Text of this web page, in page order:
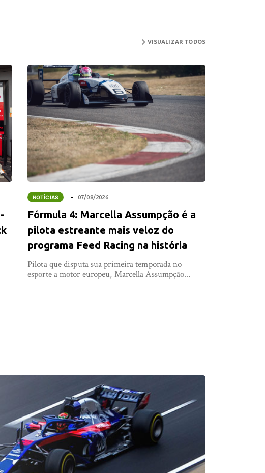
VISUALIZAR TODOS
NOTÍCIAS 07/08/2026
Fórmula 4: Marcella Assumpção é a
pilota estreante mais veloz do
programa Feed Racing na história
Pilota que disputa sua primeira temporada no
esporte a motor europeu, Marcella Assumpção...